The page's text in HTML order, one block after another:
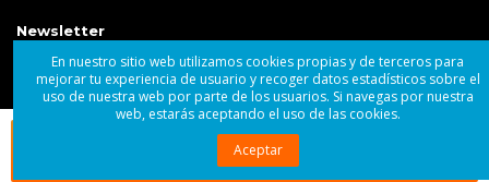
Comprar ahora
Newsletter
© 2004 - 2025 Superbass Audio SL
En nuestro sitio web utilizamos cookies propias y de terceros para
mejorar tu experiencia de usuario y recoger datos estadísticos sobre el
uso de nuestra web por parte de los usuarios. Si navegas por nuestra
web, estarás aceptando el uso de las cookies.
Aceptar